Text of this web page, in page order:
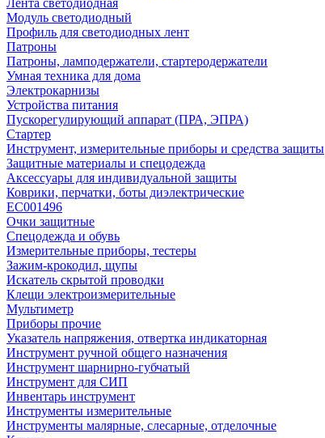
Лента светодиодная
Модуль светодиодный
Профиль для светодиодных лент
Патроны
Патроны, ламподержатели, стартеродержатели
Умная техника для дома
Электрокарнизы
Устройства питания
Пускорегулирующий аппарат (ПРА, ЭПРА)
Стартер
Инструмент, измерительные приборы и средства защиты
Защитные материалы и спецодежда
Аксессуары для индивидуальной защиты
Коврики, перчатки, боты диэлектрические
EC001496
Очки защитные
Спецодежда и обувь
Измерительные приборы, тестеры
Зажим-крокодил, щупы
Искатель скрытой проводки
Клещи электроизмерительные
Мультиметр
Приборы прочие
Указатель напряжения, отвертка индикаторная
Инструмент ручной общего назначения
Инструмент шарнирно-губчатый
Инструмент для СИП
Инвентарь инструмент
Инструменты измерительные
Инструменты малярные, слесарные, отделочные